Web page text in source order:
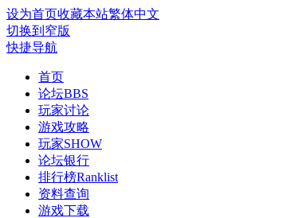
设为首页收藏本站繁体中文
切换到窄版
快捷导航
首页
论坛BBS
玩家讨论
游戏攻略
玩家SHOW
论坛银行
排行榜Ranklist
资料查询
游戏下载